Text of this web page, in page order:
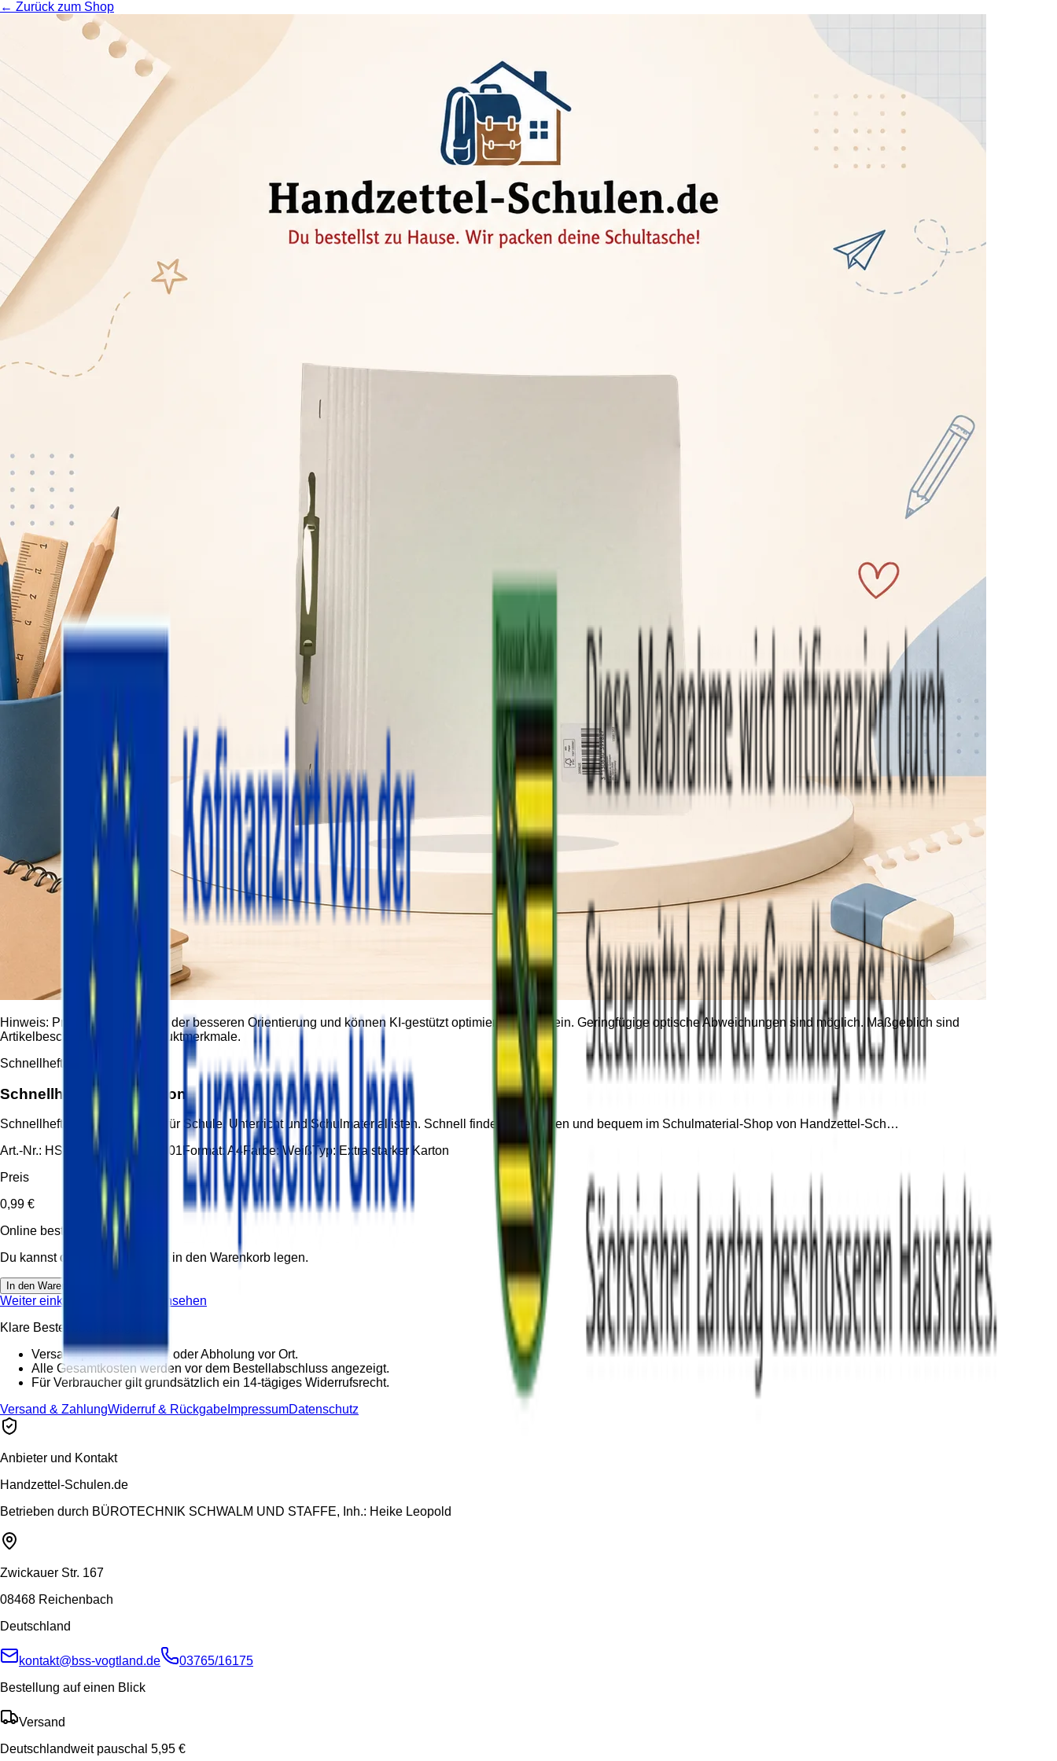
← Zurück zum Shop
Hinweis: Produktbilder dienen der besseren Orientierung und können KI-gestützt optimiert worden sein. Geringfügige optische Abweichungen sind möglich. Maßgeblich sind
Artikelbeschreibung und Produktmerkmale.
Schnellhefter
Schnellhefter weiß Karton
Schnellhefter weiß Karton A4 für Schule, Unterricht und Schulmateriallisten. Schnell finden, vormerken und bequem im Schulmaterial-Shop von Handzettel-Sch…
Art.-Nr.: HS-SHF-A4-WEISS-001 Format: A4Farbe:WeißTyp: Extra starker Karton
Preis
0,99 €
Online bestellbar
Du kannst diesen Artikel direkt in den Warenkorb legen.
In den Warenkorb
Weiter einkaufen
Warenkorb ansehen
Klare Bestellbedingungen
Versand pauschal 5,95 € oder Abholung vor Ort.
Alle Gesamtkosten werden vor dem Bestellabschluss angezeigt.
Für Verbraucher gilt grundsätzlich ein 14-tägiges Widerrufsrecht.
Versand & ZahlungWiderruf & Rückgabe ImpressumDatenschutz
Anbieter und Kontakt
Handzettel-Schulen.de
Betrieben durch BÜROTECHNIK SCHWALM UND STAFFE, Inh.: Heike Leopold
Zwickauer Str. 167
08468 Reichenbach
Deutschland
kontakt@bss-vogtland.de
03765/16175
Bestellung auf einen Blick
Versand
Deutschlandweit pauschal 5,95 €